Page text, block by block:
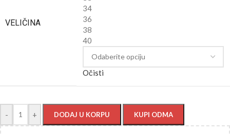
VELIČINA
34
36
38
40
Očisti
- + DODAJ U KORPU KUPI ODMA